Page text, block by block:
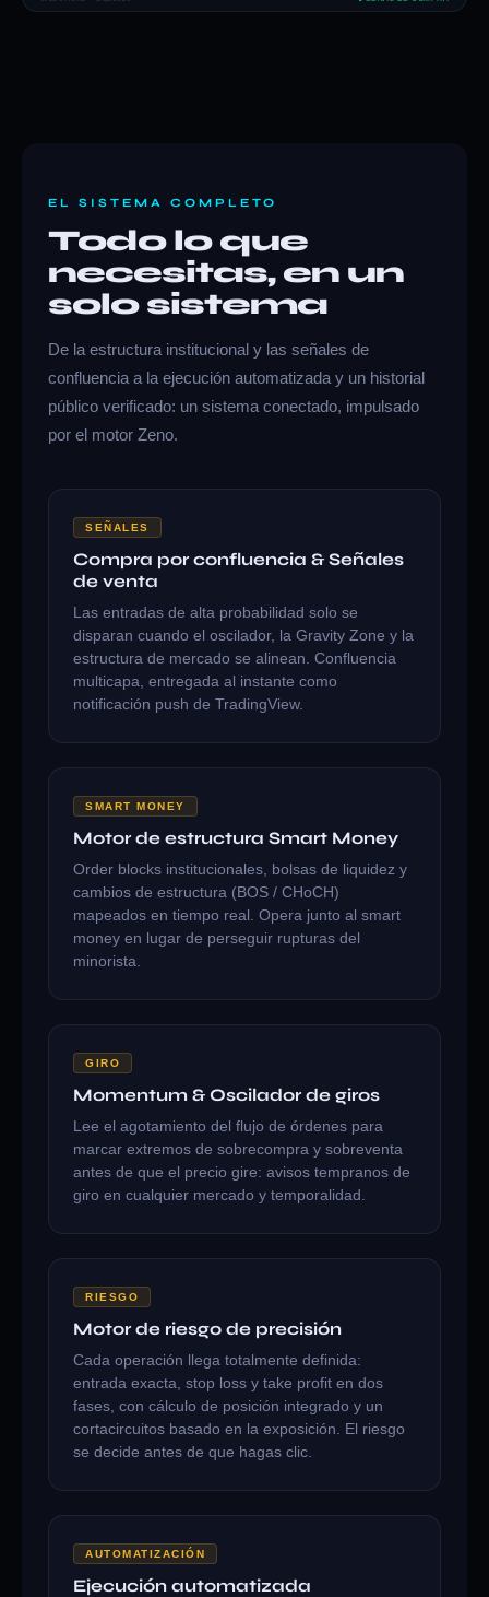
EL SISTEMA COMPLETO
Todo lo que
necesitas, en un
solo sistema
De la estructura institucional y las señales de
confluencia a la ejecución automatizada y un historial
público verificado: un sistema conectado, impulsado
por el motor Zeno.
SEÑALES
Compra por confluencia & Señales
de venta
Las entradas de alta probabilidad solo se
disparan cuando el oscilador, la Gravity Zone y la
estructura de mercado se alinean. Confluencia
multicapa, entregada al instante como
notificación push de TradingView.
SMART MONEY
Motor de estructura Smart Money
Order blocks institucionales, bolsas de liquidez y
cambios de estructura (BOS / CHoCH)
mapeados en tiempo real. Opera junto al smart
money en lugar de perseguir rupturas del
minorista.
GIRO
Momentum & Oscilador de giros
Lee el agotamiento del flujo de órdenes para
marcar extremos de sobrecompra y sobreventa
antes de que el precio gire: avisos tempranos de
giro en cualquier mercado y temporalidad.
RIESGO
Motor de riesgo de precisión
Cada operación llega totalmente definida:
entrada exacta, stop loss y take profit en dos
fases, con cálculo de posición integrado y un
cortacircuitos basado en la exposición. El riesgo
se decide antes de que hagas clic.
AUTOMATIZACIÓN
Ejecución automatizada